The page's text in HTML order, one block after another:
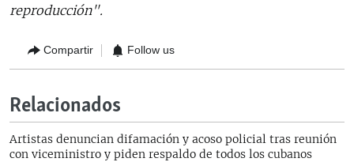
reproducción".
Compartir Follow us
Relacionados
Artistas denuncian difamación y acoso policial tras reunión
con viceministro y piden respaldo de todos los cubanos